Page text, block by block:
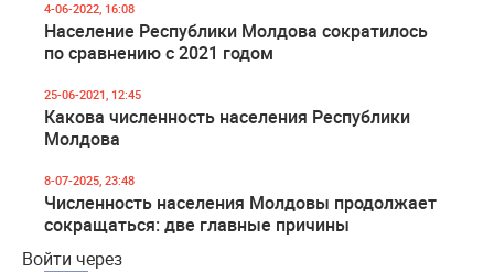
4-06-2022, 16:08
Население Республики Молдова сократилось
по сравнению с 2021 годом
25-06-2021, 12:45
Какова численность населения Республики
Молдова
8-07-2025, 23:48
Численность населения Молдовы продолжает
сокращаться: две главные причины
Войти через